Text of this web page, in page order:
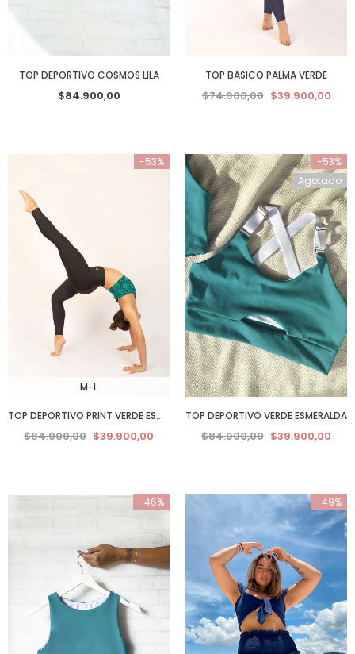
TOP DEPORTIVO COSMOS LILA
$84.900,00
TOP BASICO PALMA VERDE
$74.900,00 $39.900,00
-53%
M-L
TOP DEPORTIVO PRINT VERDE ESMERALDA
$84.900,00 $39.900,00
-53%
Agotado
TOP DEPORTIVO VERDE ESMERALDA
$84.900,00 $39.900,00
-46% -49%